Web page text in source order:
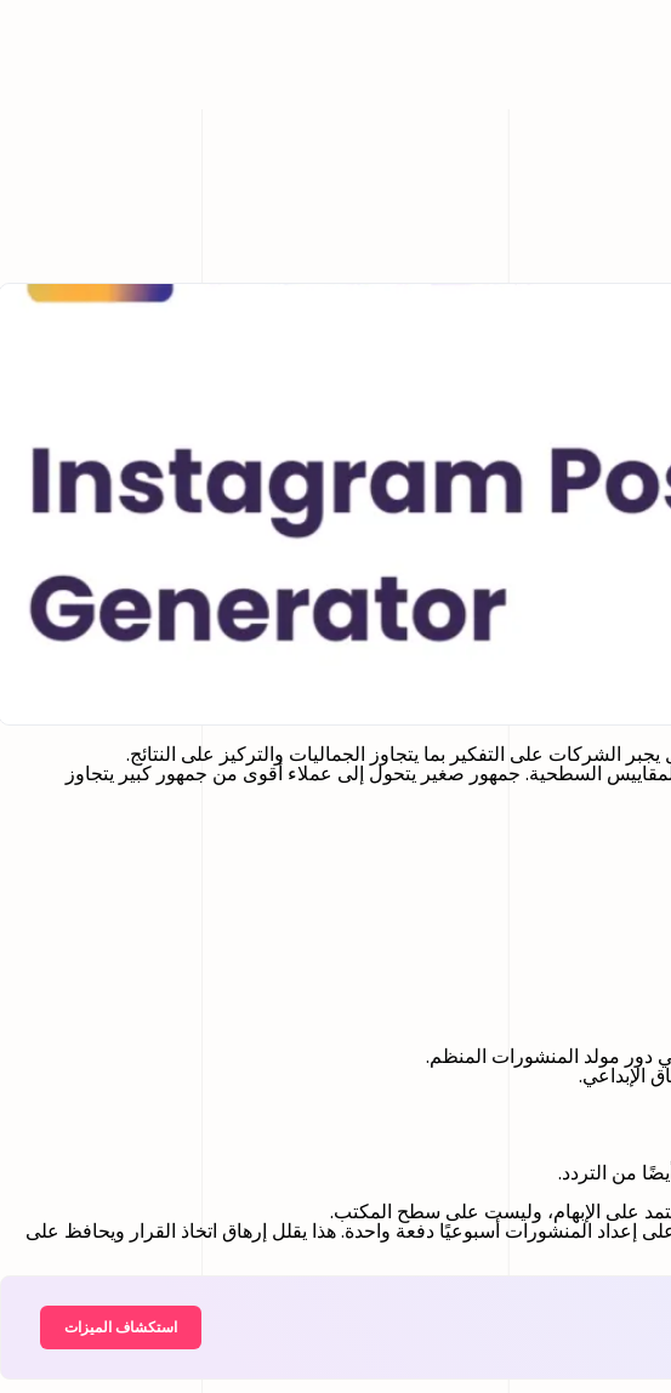
الشركات على التفكير بما يتجاوز الجماليات والتركيز على النتائج.
السطحية. جمهور صغير يتحول إلى عملاء أقوى من جمهور كبير يتجاوز
دور مولد المنشورات المنظم.
الإبداعي.
من التردد.
على الإبهام، وليست على سطح المكتب.
المنشورات أسبوعيًا دفعة واحدة. هذا يقلل إرهاق اتخاذ القرار ويحافظ على
استكشاف الميزات